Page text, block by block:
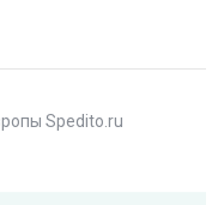
Spedito.ru